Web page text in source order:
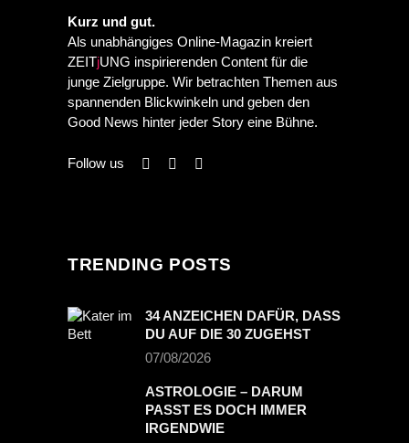
Kurz und gut.
Als unabhängiges Online-Magazin kreiert
ZEITjUNG inspirierenden Content für die
junge Zielgruppe. Wir betrachten Themen aus
spannenden Blickwinkeln und geben den
Good News hinter jeder Story eine Bühne.
Follow us
TRENDING POSTS
34 ANZEICHEN DAFÜR, DASS
DU AUF DIE 30 ZUGEHST
07/08/2026
ASTROLOGIE – DARUM
PASST ES DOCH IMMER
IRGENDWIE